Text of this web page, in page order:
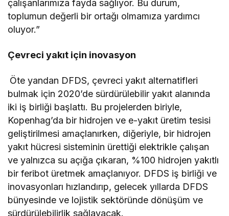
çalışanlarımıza fayda sağlıyor. Bu durum,
toplumun değerli bir ortağı olmamıza yardımcı
oluyor.”
Çevreci yakıt için inovasyon
Öte yandan DFDS, çevreci yakıt alternatifleri
bulmak için 2020’de sürdürülebilir yakıt alanında
iki iş birliği başlattı. Bu projelerden biriyle,
Kopenhag’da bir hidrojen ve e-yakıt üretim tesisi
geliştirilmesi amaçlanırken, diğeriyle, bir hidrojen
yakıt hücresi sisteminin ürettiği elektrikle çalışan
ve yalnızca su açığa çıkaran, %100 hidrojen yakıtlı
bir feribot üretmek amaçlanıyor. DFDS iş birliği ve
inovasyonları hızlandırıp, gelecek yıllarda DFDS
bünyesinde ve lojistik sektöründe dönüşüm ve
sürdürülebilirlik sağlayacak.